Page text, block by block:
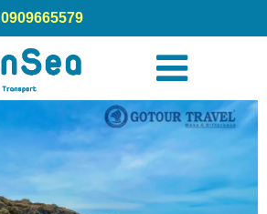
0909665579